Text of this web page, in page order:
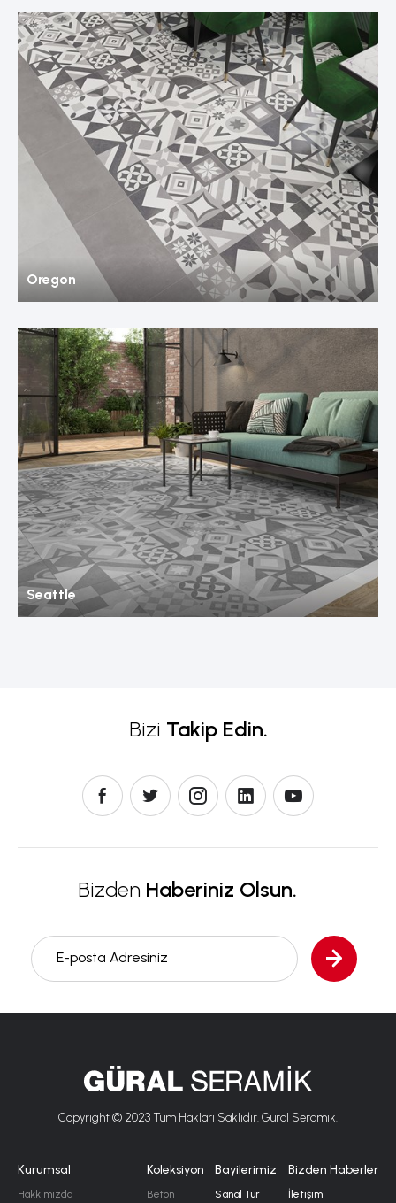
Oregon
Seattle
Bizi Takip Edin.
Bizden Haberiniz Olsun.
E-posta Adresiniz
Copyright © 2023 Tüm Hakları Saklıdır. Güral Seramik.
Kurumsal
Hakkımızda
Koleksiyon
Beton
Bayilerimiz
Sanal Tur
Bizden Haberler
İletişim